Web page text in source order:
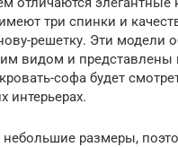
три спинки и
решетку. Эти модели
видом и представлены
софа будет
интерьерах.
небольшие размеры,